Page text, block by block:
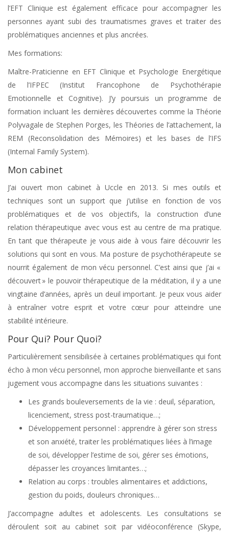
l’EFT Clinique est également efficace pour accompagner les
personnes ayant subi des traumatismes graves et traiter des
problématiques anciennes et plus ancrées.
Mes formations:
Maître-Praticienne en EFT Clinique et Psychologie Energétique
de l’IFPEC (Institut Francophone de Psychothérapie
Emotionnelle et Cognitive). J’y poursuis un programme de
formation incluant les dernières découvertes comme la Théorie
Polyvagale de Stephen Porges, les Théories de l’attachement, la
REM (Reconsolidation des Mémoires) et les bases de l’IFS
(Internal Family System).
Mon cabinet
J’ai ouvert mon cabinet à Uccle en 2013. Si mes outils et
techniques sont un support que j’utilise en fonction de vos
problématiques et de vos objectifs, la construction d’une
relation thérapeutique avec vous est au centre de ma pratique.
En tant que thérapeute je vous aide à vous faire découvrir les
solutions qui sont en vous. Ma posture de psychothérapeute se
nourrit également de mon vécu personnel. C’est ainsi que j’ai «
découvert » le pouvoir thérapeutique de la méditation, il y a une
vingtaine d’années, après un deuil important. Je peux vous aider
à entraîner votre esprit et votre cœur pour atteindre une
stabilité intérieure.
Pour Qui? Pour Quoi?
Particulièrement sensibilisée à certaines problématiques qui font
écho à mon vécu personnel, mon approche bienveillante et sans
jugement vous accompagne dans les situations suivantes :
Les grands bouleversements de la vie : deuil, séparation,
licenciement, stress post-traumatique…;
Développement personnel : apprendre à gérer son stress
et son anxiété, traiter les problématiques liées à l’image
de soi, développer l’estime de soi, gérer ses émotions,
dépasser les croyances limitantes…;
Relation au corps : troubles alimentaires et addictions,
gestion du poids, douleurs chroniques…
J’accompagne adultes et adolescents. Les consultations se
déroulent soit au cabinet soit par vidéoconférence (Skype,